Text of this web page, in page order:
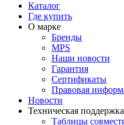
Каталог
Где купить
О марке
Бренды
MPS
Наши новости
Гарантия
Сертификаты
Правовая
Новости
Техническая поддержка
Таблицы